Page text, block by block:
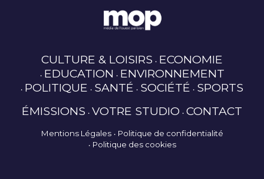
CULTURE & LOISIRS ECONOMIE
EDUCATION ENVIRONNEMENT
POLITIQUE SANTÉ SOCIÉTÉ SPORTS
ÉMISSIONS VOTRE STUDIO CONTACT
Mentions Légales
Politique de confidentialité
Politique des cookies